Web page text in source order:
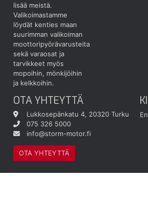
lisää meistä.
Valikoimastamme
löydät kenties maan
suurimman valikoiman
moottoripyörävarusteita
sekä varaosat ja
tarvikkeet myös
mopoihin, mönkijöihin
ja kelkkoihin.
OTA YHTEYTTÄ
Lukkosepänkatu 4, 20320 Turku
075 326 5000
info@storm-motor.fi
OTA YHTEYTTÄ